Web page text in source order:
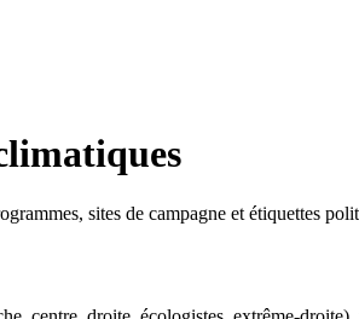
sites de campagne et étiquettes